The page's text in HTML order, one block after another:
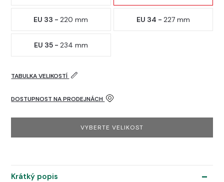
EU 33 -220 mm EU 34 - 227 mm
EU 35 - 234 mm
TABULKA VELIKOSTÍ
DOSTUPNOST NA PRODEJNÁCH
VYBERTE VELIKOST
Krátký popis